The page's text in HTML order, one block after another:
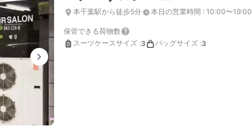
本千葉駅から徒歩5分 本日の営業時間 : 10:00〜19:00
保管できる荷物数
スーツケースサイズ :3 バッグサイズ :3